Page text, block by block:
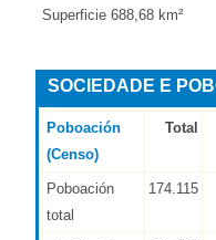
Superficie 688,68 km²
SOCIEDADE E
Poboación
(Censo)
Total
Poboación
total
174.115